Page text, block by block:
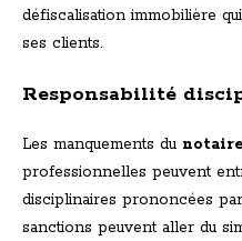
défiscalisation immobilière
ses clients.
Responsabilité
Les manquements du notaire
professionnelles peuvent
disciplinaires prononcées
sanctions peuvent aller du